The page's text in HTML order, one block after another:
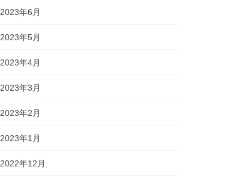
2023年6月
2023年5月
2023年4月
2023年3月
2023年2月
2023年1月
2022年12月